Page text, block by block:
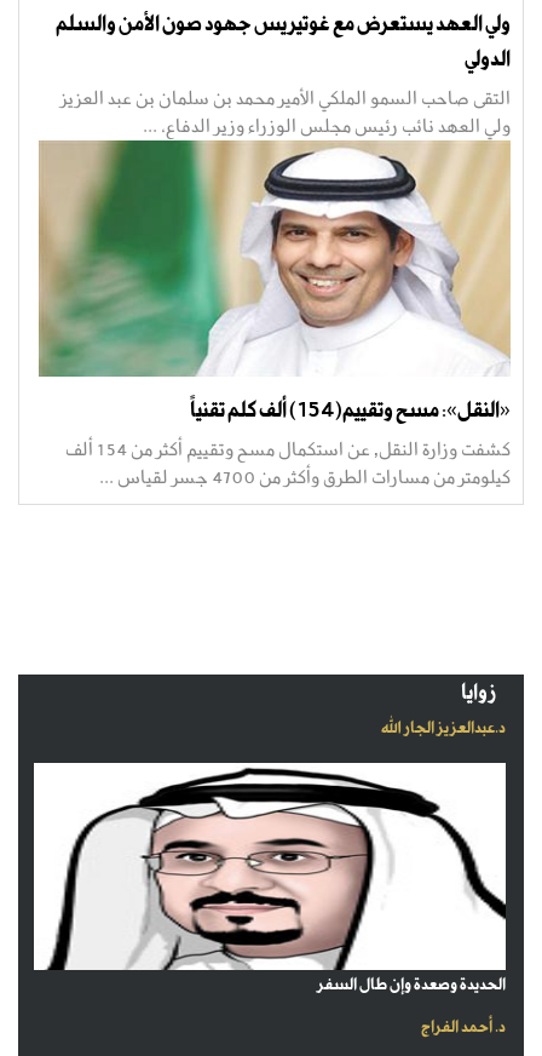
ولي العهد يستعرض مع غوتيريس جهود صون الأمن والسلم
الدولي
التقى صاحب السمو الملكي الأمير محمد بن سلمان بن عبد العزيز
ولي العهد نائب رئيس مجلس الوزراء وزير الدفاع، ...
«النقل»: مسح وتقييم(154) ألف كلم تقنياً
كشفت وزارة النقل, عن استكمال مسح وتقييم أكثر من 154 ألف
كيلومتر من مسارات الطرق وأكثر من 4700 جسر لقياس ...
زوايا
د.عبدالعزيز الجار الله
الحديدة وصعدة وإن طال السفر
د. أحمد الفراج